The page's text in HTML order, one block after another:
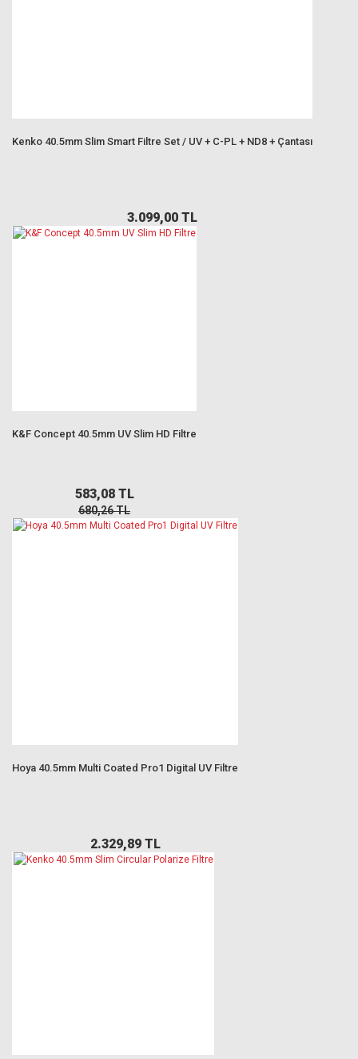
Kenko 40.5mm Slim Smart Filtre Set / UV + C-PL + ND8 + Çantası
3.099,00 TL
K&F Concept 40.5mm UV Slim HD Filtre
583,08 TL
680,26 TL
Hoya 40.5mm Multi Coated Pro1 Digital UV Filtre
2.329,89 TL